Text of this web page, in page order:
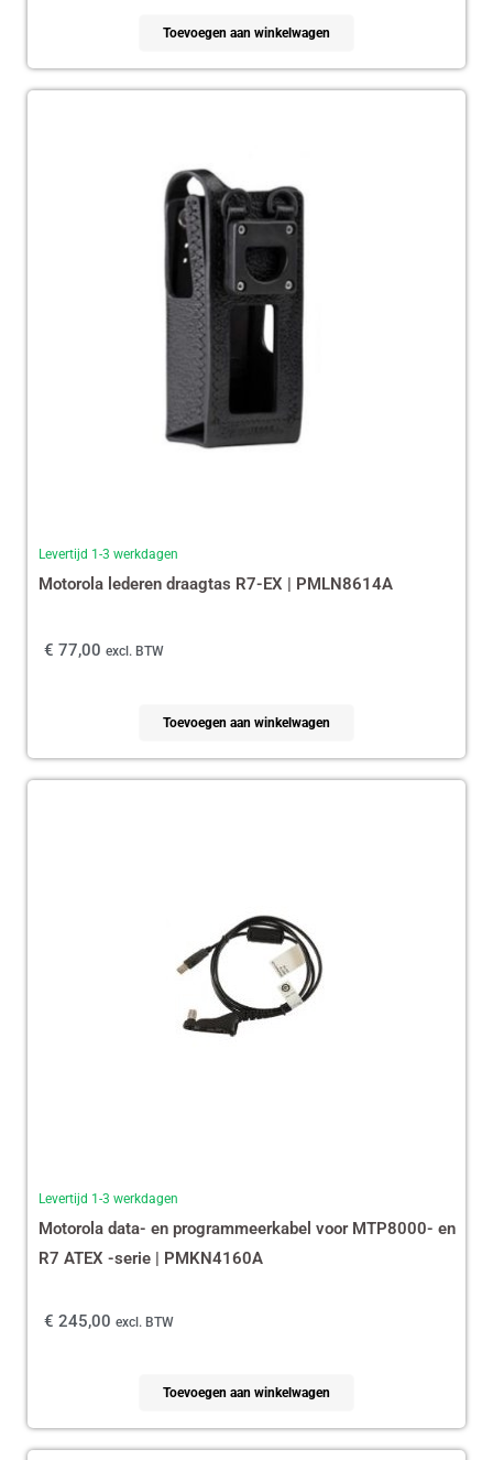
Toevoegen aan winkelwagen
Levertijd 1-3 werkdagen
Motorola lederen draagtas R7-EX | PMLN8614A
€ 77,00 excl. BTW
Toevoegen aan winkelwagen
Levertijd 1-3 werkdagen
Motorola data- en programmeerkabel voor MTP8000- en
R7 ATEX -serie | PMKN4160A
€ 245,00 excl. BTW
Toevoegen aan winkelwagen